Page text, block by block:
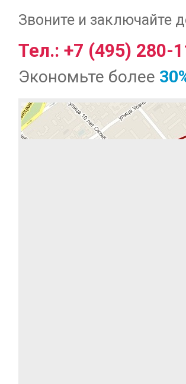
Звоните и заключайте
Тел.: +7 (495) 280-
Экономьте более